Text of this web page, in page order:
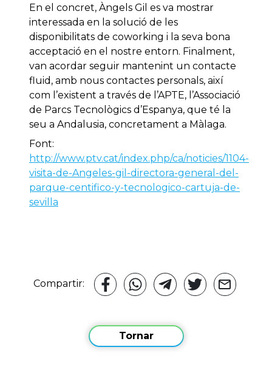
En el concret, Àngels Gil es va mostrar
interessada en la solució de les
disponibilitats de coworking i la seva bona
acceptació en el nostre entorn. Finalment,
van acordar seguir mantenint un contacte
fluid, amb nous contactes personals, així
com l’existent a través de l’APTE, l’Associació
de Parcs Tecnològics d’Espanya, que té la
seu a Andalusia, concretament a Màlaga.
Font:
http://www.ptv.cat/index.php/ca/noticies/1104-
visita-de-Angeles-gil-directora-general-del-
parque-centifico-y-tecnologico-cartuja-de-
sevilla
Compartir:
Tornar